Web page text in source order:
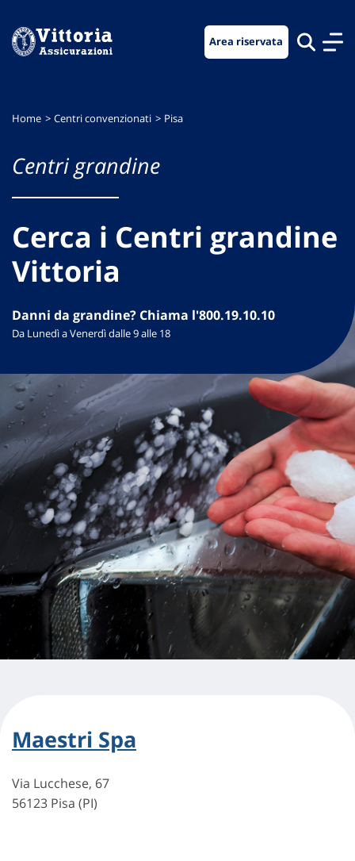
menu
contenuto
footer
Area riservata
Home Centri convenzionati Pisa
Centri grandine
Cerca i Centri grandine
Vittoria
Danni da grandine? Chiama l'800.19.10.10
Da Lunedì a Venerdì dalle 9 alle 18
Maestri Spa
Via Lucchese, 67
56123 Pisa (PI)